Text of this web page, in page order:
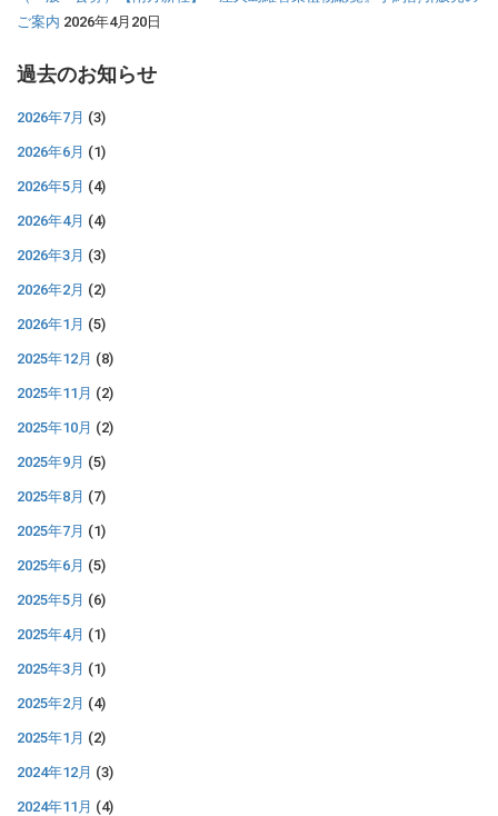
ご案内 2026年4月20日
過去のお知らせ
2026年7月 (3)
2026年6月 (1)
2026年5月 (4)
2026年4月 (4)
2026年3月 (3)
2026年2月 (2)
2026年1月 (5)
2025年12月 (8)
2025年11月 (2)
2025年10月 (2)
2025年9月 (5)
2025年8月 (7)
2025年7月 (1)
2025年6月 (5)
2025年5月 (6)
2025年4月 (1)
2025年3月 (1)
2025年2月 (4)
2025年1月 (2)
2024年12月 (3)
2024年11月 (4)